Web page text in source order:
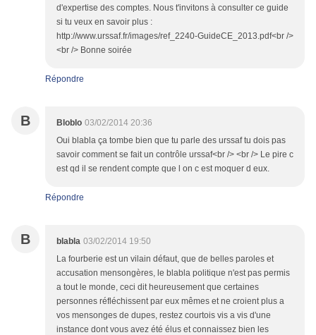
d'expertise des comptes. Nous t'invitons à consulter ce guide
si tu veux en savoir plus :
http://www.urssaf.fr/images/ref_2240-GuideCE_2013.pdf<br />
<br /> Bonne soirée
Répondre
B Bloblo 03/02/2014 20:36
Oui blabla ça tombe bien que tu parle des urssaf tu dois pas
savoir comment se fait un contrôle urssaf<br /> <br /> Le pire c
est qd il se rendent compte que l on c est moquer d eux.
Répondre
B blabla 03/02/2014 19:50
La fourberie est un vilain défaut, que de belles paroles et
accusation mensongères, le blabla politique n'est pas permis
a tout le monde, ceci dit heureusement que certaines
personnes réfléchissent par eux mêmes et ne croient plus a
vos mensonges de dupes, restez courtois vis a vis d'une
instance dont vous avez été élus et connaissez bien les